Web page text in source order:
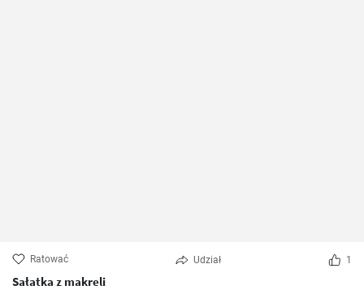
Ratować Udział 1
Sałatka z makreli